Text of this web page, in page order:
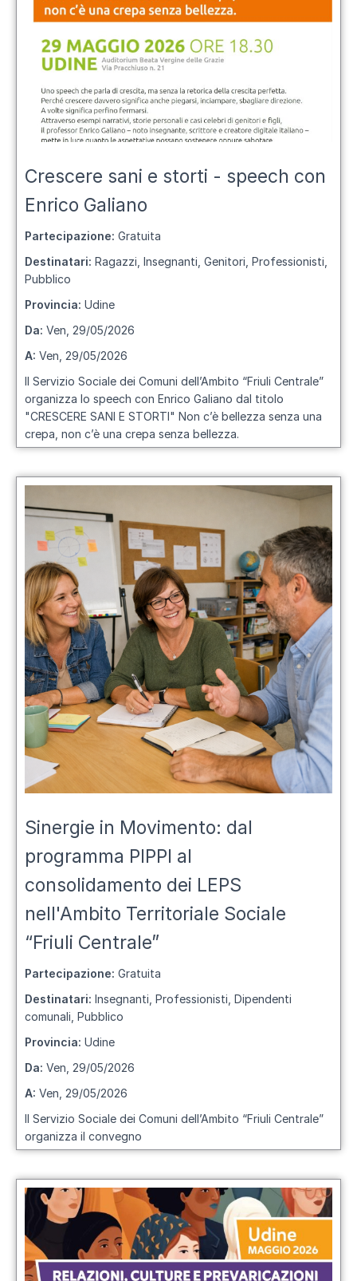
Crescere sani e storti - speech con
Enrico Galiano
Partecipazione: Gratuita
Destinatari: Ragazzi, Insegnanti, Genitori, Professionisti,
Pubblico
Provincia: Udine
Da: Ven, 29/05/2026
A: Ven, 29/05/2026
Il Servizio Sociale dei Comuni dell’Ambito “Friuli Centrale”
organizza lo speech con Enrico Galiano dal titolo
"CRESCERE SANI E STORTI" Non c’è bellezza senza una
crepa, non c’è una crepa senza bellezza.
Sinergie in Movimento: dal
programma PIPPI al
consolidamento dei LEPS
nell'Ambito Territoriale Sociale
“Friuli Centrale”
Partecipazione: Gratuita
Destinatari: Insegnanti, Professionisti, Dipendenti
comunali, Pubblico
Provincia: Udine
Da: Ven, 29/05/2026
A: Ven, 29/05/2026
Il Servizio Sociale dei Comuni dell’Ambito “Friuli Centrale”
organizza il convegno